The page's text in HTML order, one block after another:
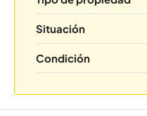
Situación
Condición